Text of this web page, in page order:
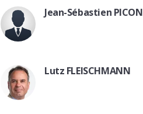
Jean-Sébastien PICON
Lutz FLEISCHMANN